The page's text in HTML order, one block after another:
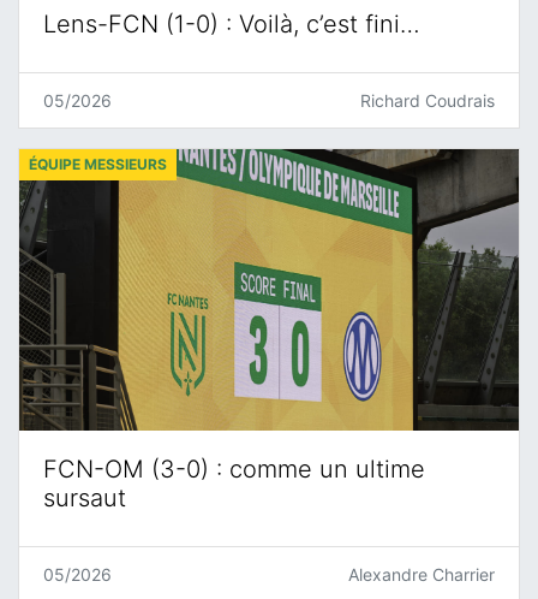
Lens-FCN (1-0) : Voilà, c’est fini…
05/2026 Richard Coudrais
FCN-OM (3-0) : comme un ultime
sursaut
ÉQUIPE MESSIEURS
05/2026 Alexandre Charrier